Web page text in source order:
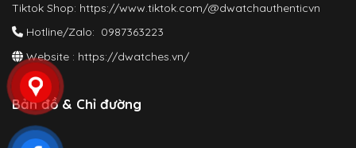
Tiktok Shop: https://www.tiktok.com/@dwatchauthenticvn
Hotline/Zalo: 0987363223
Website : https://dwatches.vn/
Bản đồ & Chỉ đường